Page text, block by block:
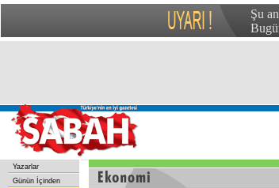
Şu an
Yazarlar
Günün İçinden